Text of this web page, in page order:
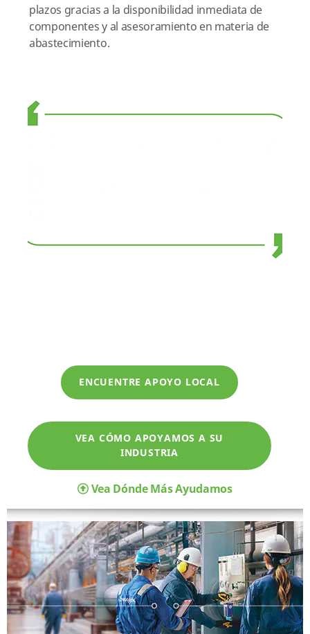
plazos gracias a la disponibilidad inmediata de
componentes y al asesoramiento en materia de
abastecimiento.
ENCUENTRE APOYO LOCAL
VEA CÓMO APOYAMOS A SU
INDUSTRIA
Vea Dónde Más Ayudamos